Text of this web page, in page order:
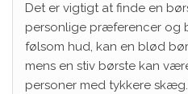
Det er vigtigt at finde en
personlige præferencer og
følsom hud, kan en blød
mens en stiv børste kan
personer med tykkere